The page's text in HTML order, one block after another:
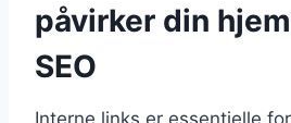
påvirker din
SEO
Interne links er essentielle